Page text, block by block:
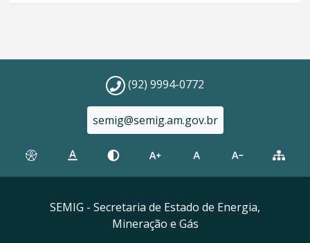
(92) 9994-0772
semig@semig.am.gov.br
SEMIG - Secretaria de Estado de Energia,
Mineração e Gás